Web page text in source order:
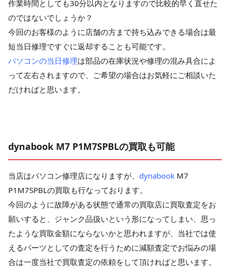
作業時間としても30分以内となりますので比較的早く直せた
のではないでしょうか？
今回のお客様のように店舗の方まで持ち込みできる場合は最
短当日修理ですぐに返却することも可能です。
パソコンの当日修理は部品の在庫状況や修理の混み具合によ
って左右されますので、ご希望の場合はお気軽にご相談いた
だければと思います。
dynabook M7 P1M7SPBLの買取も可能
当店はパソコン修理店になりますが、 dynabook M7
P1M7SPBLの買取も行なっております。
今回のように故障がある状態で通常の買取店に買取査定をお
願いすると、ジャンク品扱いという形になってしまい、思っ
たような買取金額にならないかと思われますが、当社では使
えるパーツとしての査定を行うために減額査定でお悩みの場
合は一度当社で買取査定の依頼をして頂ければと思います。